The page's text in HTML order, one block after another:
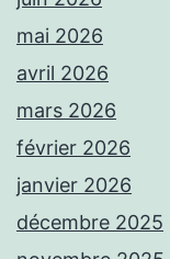
mai 2026
avril 2026
mars 2026
février 2026
janvier 2026
décembre 2025